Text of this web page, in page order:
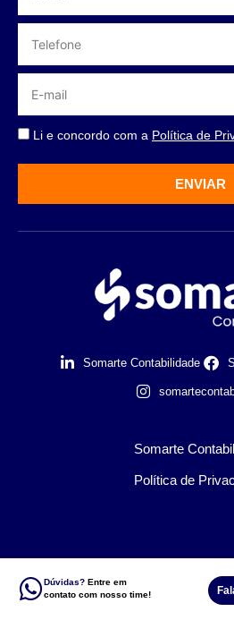
Li e concordo com a Política de
ENVIAR
Somarte Contabilidade
Somarte
Política de
Dúvidas? Entre em
contato com nosso time!